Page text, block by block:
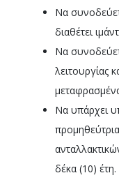
Να
διαθέτει
Να
λειτουργίας
Να υπάρχει
δέκα (10) έτη.